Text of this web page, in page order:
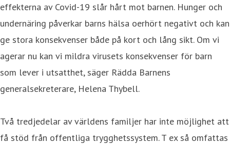
effekterna av Covid-19 slår hårt mot barnen. Hunger och
undernäring påverkar barns hälsa oerhört negativt och kan
ge stora konsekvenser både på kort och lång sikt. Om vi
agerar nu kan vi mildra virusets konsekvenser för barn
som lever i utsatthet, säger Rädda Barnens
generalsekreterare, Helena Thybell.
Två tredjedelar av världens familjer har inte möjlighet att
få stöd från offentliga trygghetssystem. T ex så omfattas